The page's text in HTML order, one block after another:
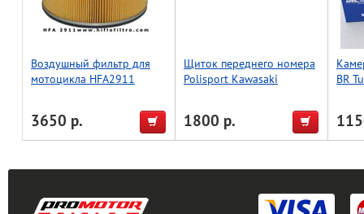
Воздушный фильтр для
мотоцикла HFA2911
3650 р.
Щиток переднего номера
Polisport Kawasaki
1800 р.
BR